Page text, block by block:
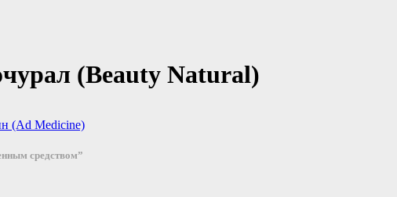
(Beauty Natural)
(Ad Medicine)
средством”